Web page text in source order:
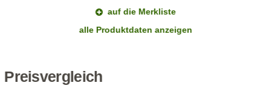
auf die Merkliste
alle Produktdaten anzeigen
Preisvergleich